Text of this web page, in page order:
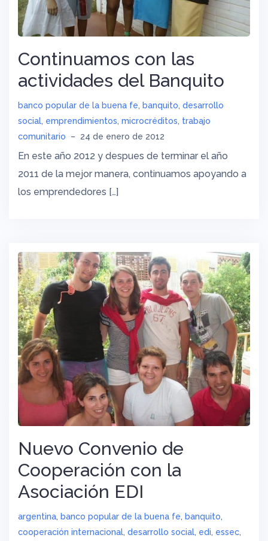
Continuamos con las
actividades del Banquito
banco popular de la buena fe, banquito, desarrollo
social, emprendimientos, microcréditos, trabajo
comunitario
– 24 de enero de 2012
En este año 2012 y despues de terminar el año
2011 de la mejor manera, continuamos apoyando a
los emprendedores […]
Nuevo Convenio de
Cooperación con la
Asociación EDI
argentina, banco popular de la buena fe, banquito,
cooperación internacional, desarrollo social, edi, essec,